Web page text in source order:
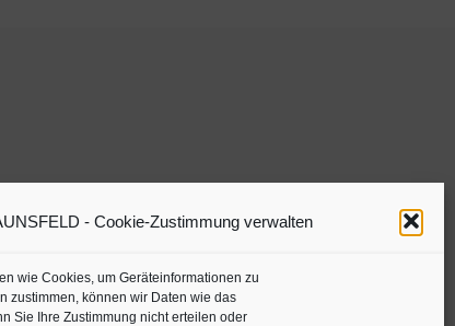
- Cookie-Zustimmung verwalten
wie Cookies, um Geräteinformationen zu
zustimmen, können wir Daten wie das
Sie Ihre Zustimmung nicht erteilen oder